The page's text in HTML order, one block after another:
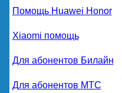
Помощь Huawei Honor
Xiaomi помощь
Для абонентов Билайн
Для абонентов МТС